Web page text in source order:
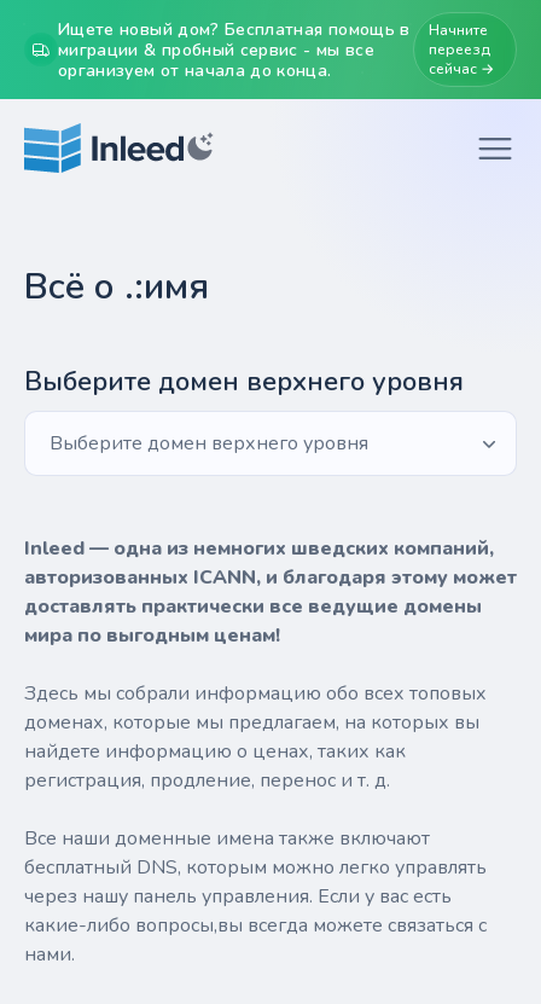
Ищете новый дом? Бесплатная помощь в
миграции & пробный сервис - мы все
организуем от начала до конца.
Начните
переезд
сейчас →
Всё о .:имя
Выберите домен верхнего уровня
Выберите домен верхнего уровня
Inleed — одна из немногих шведских компаний,
авторизованных ICANN, и благодаря этому может
доставлять практически все ведущие домены
мира по выгодным ценам!
Здесь мы собрали информацию обо всех топовых
доменах, которые мы предлагаем, на которых вы
найдете информацию о ценах, таких как
регистрация, продление, перенос и т. д.
Все наши доменные имена также включают
бесплатный DNS, которым можно легко управлять
через нашу панель управления. Если у вас есть
какие-либо вопросы,вы всегда можете связаться с
нами.